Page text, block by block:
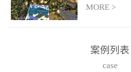
次，喷1-3次。
MORE >
案例列表
case